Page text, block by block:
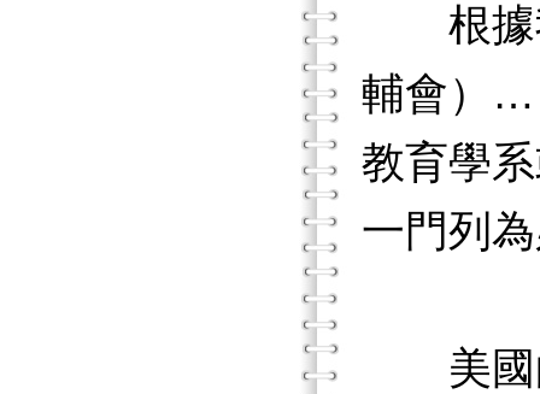
根據我
輔會）
教育學
一門列
美國的